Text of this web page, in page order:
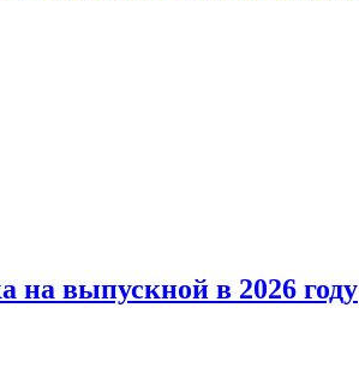
на выпускной в 2026 году